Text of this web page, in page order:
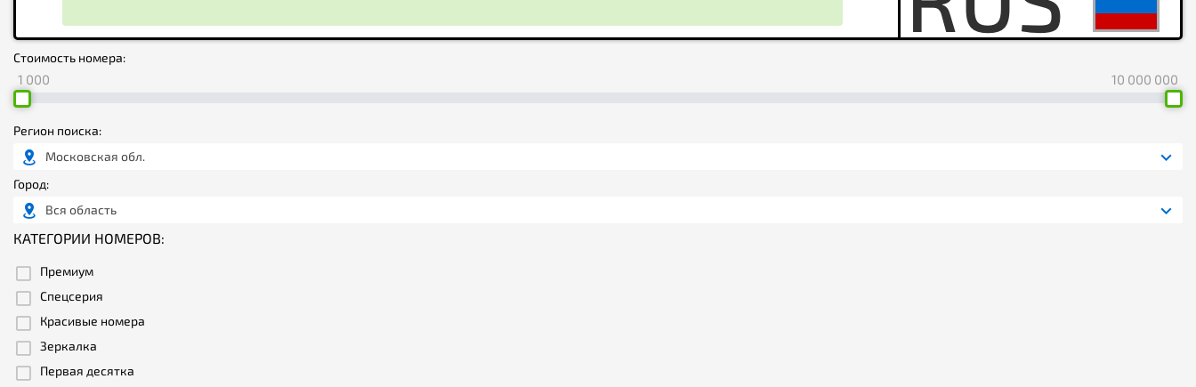
Стоимость номера:
1 000 10 000 000
Регион поиска:
Московская обл.
Город:
Вся область
КАТЕГОРИИ НОМЕРОВ:
Премиум
Спецсерия
Красивые номера
Зеркалка
Первая десятка